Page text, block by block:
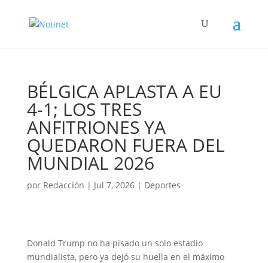
BÉLGICA APLASTA A EU
4-1; LOS TRES
ANFITRIONES YA
QUEDARON FUERA DEL
MUNDIAL 2026
por Redacción | Jul 7, 2026| Deportes
Donald Trump no ha pisado un solo estadio
mundialista, pero ya dejó su huella en el máximo